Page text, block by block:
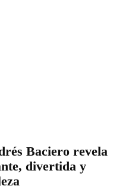
Baciero revela
divertida y